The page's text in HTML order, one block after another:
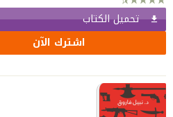
تحميل الكتاب
اشترك الآن